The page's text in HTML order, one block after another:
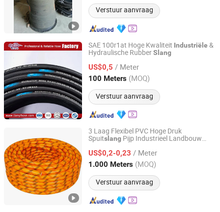
Verstuur aanvraag
SAE 100r1at Hoge Kwaliteit Industriële &
Hydraulische RubberSlang
US$0,5 / Meter
100 Meters (MOQ)
Verstuur aanvraag
Zaozhuang Tianyi Industry Co., Ltd.
Shandong, China Sinds 2017
3 Laag Flexibel PVC Hoge Druk
Spuitslang Pijp Industrieel Landbouw
US$0,2-0,23 / Meter
1.000 Meters (MOQ)
Verstuur aanvraag
Taizhou Luqiao Qiyong Agricultural Machinery Co., Ltd.
Zhejiang, China Sinds 2005